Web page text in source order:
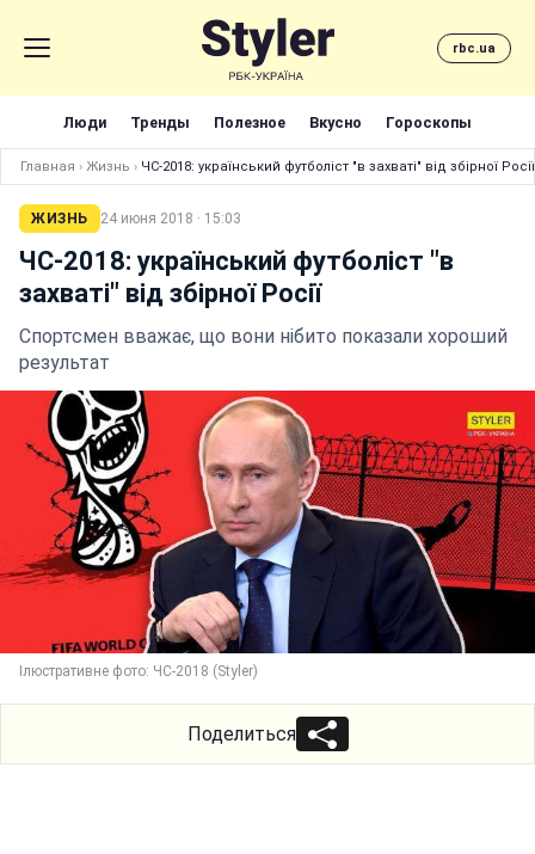
rbc.ua
Люди Тренды Полезное Вкусно Гороскопы
Главная › Жизнь › ЧС-2018: український футболіст "в захваті" від збірної Росії
ЖИЗНЬ 24 июня 2018 · 15:03
ЧС-2018: український футболіст "в
захваті" від збірної Росії
Спортсмен вважає, що вони нібито показали хороший
результат
Ілюстративне фото: ЧС-2018 (Styler)
Поделиться